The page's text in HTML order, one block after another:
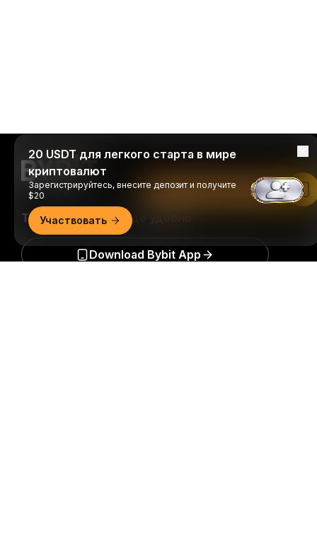
Торгуйте когда и где удобно
Download Bybit App
20 USDT для легкого старта в мире
криптовалют
Зарегистрируйтесь, внесите депозит и получите
$20
Участвовать
Читать в приложении Bybit